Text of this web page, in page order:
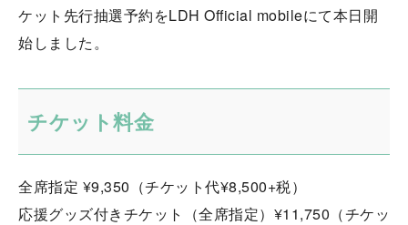
ケット先行抽選予約をLDH Official mobileにて本日開
始しました。
チケット料金
全席指定 ¥9,350（チケット代¥8,500+税）
応援グッズ付きチケット（全席指定）¥11,750（チケッ